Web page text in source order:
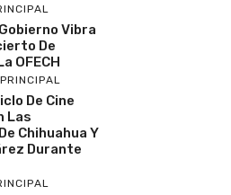
Vibra
De
OFECH
PRINCIPAL
De Cine
Las
Chihuahua Y
Durante